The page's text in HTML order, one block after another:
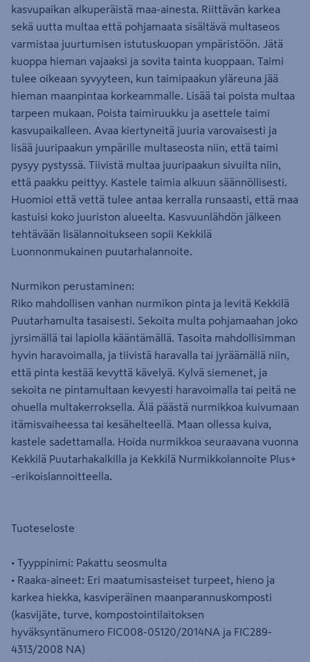
kasvupaikan alkuperäistä maa-ainesta. Riittävän karkea
sekä uutta multaa että pohjamaata sisältävä multaseos
varmistaa juurtumisen istutuskuopan ympäristöön. Jätä
kuoppa hieman vajaaksi ja sovita tainta kuoppaan. Taimi
tulee oikeaan syvyyteen, kun taimipaakun yläreuna jää
hieman maanpintaa korkeammalle. Lisää tai poista multaa
tarpeen mukaan. Poista taimiruukku ja asettele taimi
kasvupaikalleen. Avaa kiertyneitä juuria varovaisesti ja
lisää juuripaakun ympärille multaseosta niin, että taimi
pysyy pystyssä. Tiivistä multaa juuripaakun sivuilta niin,
että paakku peittyy. Kastele taimia alkuun säännöllisesti.
Huomioi että vettä tulee antaa kerralla runsaasti, että maa
kastuisi koko juuriston alueelta. Kasvuunlähdön jälkeen
tehtävään lisälannoitukseen sopii Kekkilä
Luonnonmukainen puutarhalannoite.
Nurmikon perustaminen:
Riko mahdollisen vanhan nurmikon pinta ja levitä Kekkilä
Puutarhamulta tasaisesti. Sekoita multa pohjamaahan joko
jyrsimällä tai lapiolla kääntämällä. Tasoita mahdollisimman
hyvin haravoimalla, ja tiivistä haravalla tai jyräämällä niin,
että pinta kestää kevyttä kävelyä. Kylvä siemenet, ja
sekoita ne pintamultaan kevyesti haravoimalla tai peitä ne
ohuella multakerroksella. Älä päästä nurmikkoa kuivumaan
itämisvaiheessa tai kesähelteellä. Maan ollessa kuiva,
kastele sadettamalla. Hoida nurmikkoa seuraavana vuonna
Kekkilä Puutarhakalkilla ja Kekkilä Nurmikkolannoite Plus+
-erikoislannoitteella.
Tuoteseloste
• Tyyppinimi: Pakattu seosmulta
• Raaka-aineet: Eri maatumisasteiset turpeet, hieno ja
karkea hiekka, kasviperäinen maanparannuskomposti
(kasvijäte, turve, kompostointilaitoksen
hyväksyntänumero FIC008-05120/2014NA ja FIC289-
4313/2008 NA)